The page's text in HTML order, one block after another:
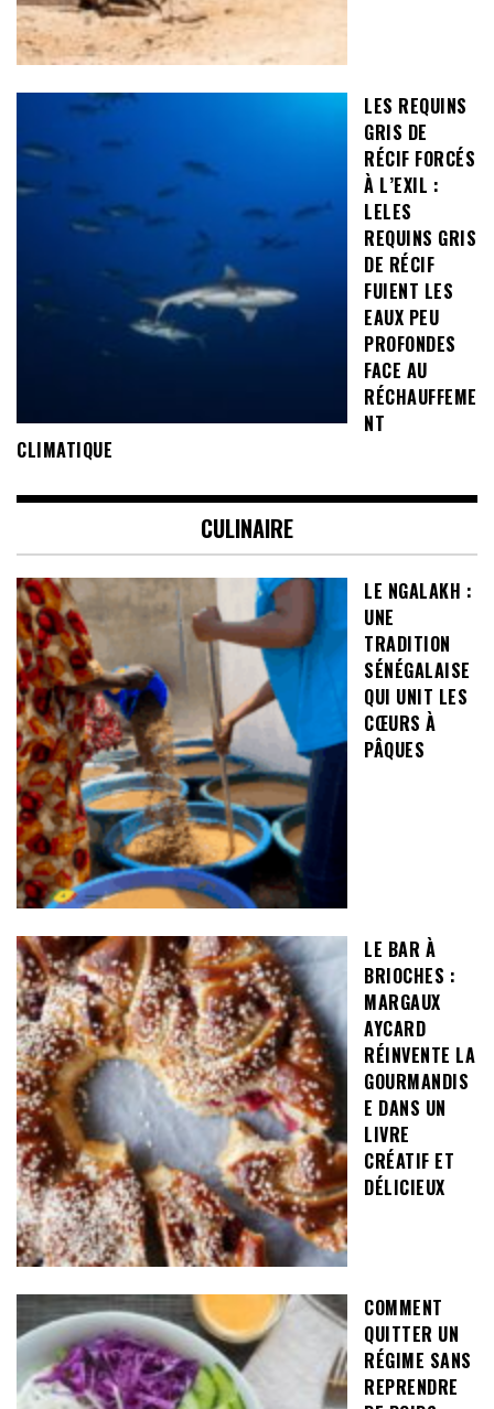
LES REQUINS
GRIS DE
RÉCIF FORCÉS
À L’EXIL :
LELES
REQUINS GRIS
DE RÉCIF
FUIENT LES
EAUX PEU
PROFONDES
FACE AU
RÉCHAUFFEME
NT
CLIMATIQUE
CULINAIRE
LE NGALAKH :
UNE
TRADITION
SÉNÉGALAISE
QUI UNIT LES
CŒURS À
PÂQUES
LE BAR À
BRIOCHES :
MARGAUX
AYCARD
RÉINVENTE LA
GOURMANDIS
E DANS UN
LIVRE
CRÉATIF ET
DÉLICIEUX
COMMENT
QUITTER UN
RÉGIME SANS
REPRENDRE